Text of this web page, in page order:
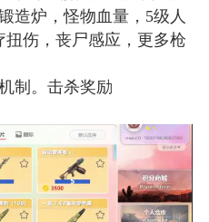
排行榜
联机招募
造炉，怪物血量，5级人
扭伤，丧尸感应，更多枪
制。击杀奖励